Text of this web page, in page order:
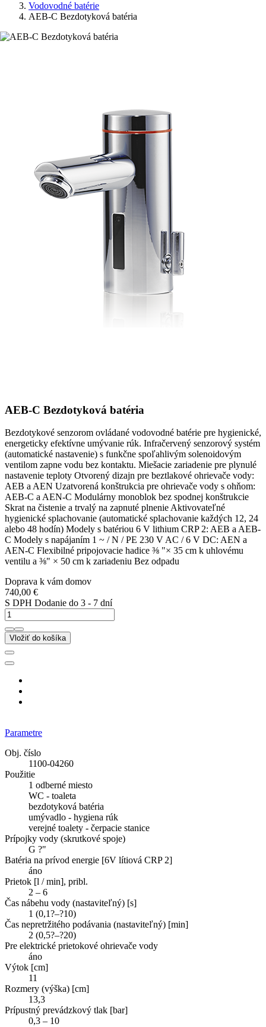
Vodovodné batérie
AEB-C Bezdotyková batéria
AEB-C Bezdotyková batéria
Bezdotykové senzorom ovládané vodovodné batérie pre hygienické,
energeticky efektívne umývanie rúk. Infračervený senzorový systém
(automatické nastavenie) s funkčne spoľahlivým solenoidovým
ventilom zapne vodu bez kontaktu. Miešacie zariadenie pre plynulé
nastavenie teploty Otvorený dizajn pre beztlakové ohrievače vody:
AEB a AEN Uzatvorená konštrukcia pre ohrievače vody s ohňom:
AEB-C a AEN-C Modulárny monoblok bez spodnej konštrukcie
Skrat na čistenie a trvalý na zapnuté plnenie Aktivovateľné
hygienické splachovanie (automatické splachovanie každých 12, 24
alebo 48 hodín) Modely s batériou 6 V lithium CRP 2: AEB a AEB-
C Modely s napájaním 1 ~ / N / PE 230 V AC / 6 V DC: AEN a
AEN-C Flexibilné pripojovacie hadice ⅜ "× 35 cm k uhlovému
ventilu a ⅜" × 50 cm k zariadeniu Bez odpadu
Doprava k vám domov
740,00 €
S DPH Dodanie do 3 - 7 dní
Vložiť do košíka
Parametre
Obj. číslo
1100-04260
Použitie
1 odberné miesto
WC - toaleta
bezdotyková batéria
umývadlo - hygiena rúk
verejné toalety - čerpacie stanice
Prípojky vody (skrutkové spoje)
G ?"
Batéria na prívod energie [6V lítiová CRP 2]
áno
Prietok [l / min], pribl.
2 – 6
Čas nábehu vody (nastaviteľný) [s]
1 (0,1?–?10)
Čas nepretržitého podávania (nastaviteľný) [min]
2 (0,5?–?20)
Pre elektrické prietokové ohrievače vody
áno
Výtok [cm]
11
Rozmery (výška) [cm]
13,3
Prípustný prevádzkový tlak [bar]
0,3 – 10